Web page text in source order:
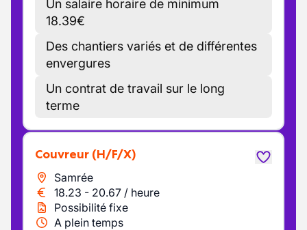
Un salaire horaire de minimum
18.39€
Des chantiers variés et de différentes
envergures
Un contrat de travail sur le long
terme
Couvreur (H/F/X)
Samrée
18.23 - 20.67 / heure
Possibilité fixe
A plein temps